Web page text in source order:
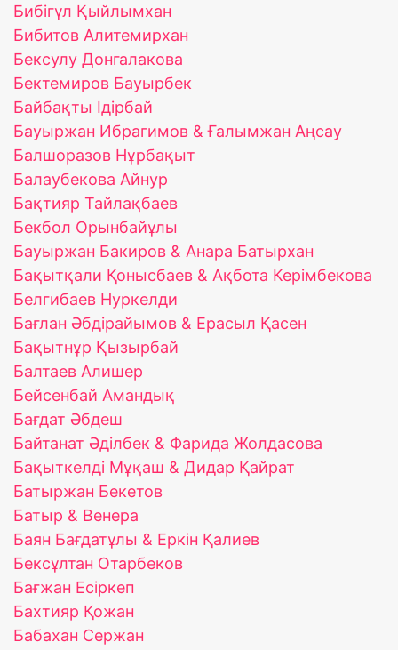
Бибігүл Қыйлымхан
Бибитов Алитемирхан
Бексулу Донгалакова
Бектемиров Бауырбек
Байбақты Ідірбай
Бауыржан Ибрагимов & Ғалымжан Аңсау
Балшоразов Нұрбақыт
Балаубекова Айнур
Бақтияр Тайлақбаев
Бекбол Орынбайұлы
Бауыржан Бакиров & Анара Батырхан
Бақытқали Қонысбаев & Ақбота Керімбекова
Белгибаев Нуркелди
Бағлан Әбдірайымов & Ерасыл Қасен
Бақытнұр Қызырбай
Балтаев Алишер
Бейсенбай Амандық
Бағдат Әбдеш
Байтанат Әділбек & Фарида Жолдасова
Бақыткелді Мұқаш & Дидар Қайрат
Батыржан Бекетов
Батыр & Венера
Баян Бағдатұлы & Еркін Қалиев
Бексұлтан Отарбеков
Бағжан Есіркеп
Бахтияр Қожан
Бабахан Сержан